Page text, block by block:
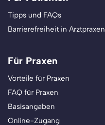
Tipps und FAQs
Barrierefreiheit in Arztpraxen
Für Praxen
Vorteile für Praxen
FAQ für Praxen
Basisangaben
Online-Zugang